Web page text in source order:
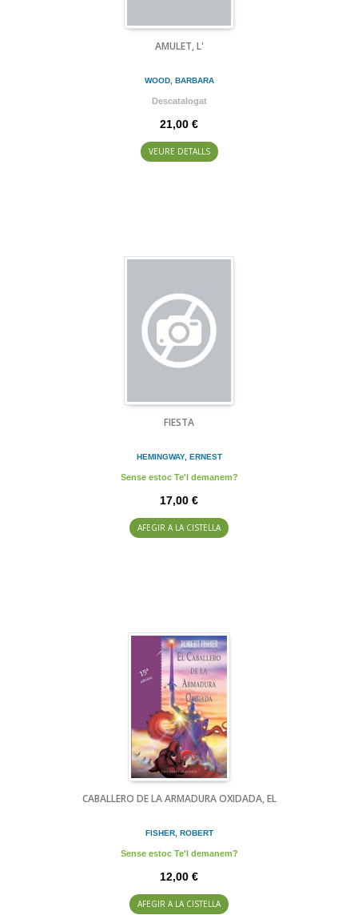
AMULET, L'
WOOD, BARBARA
Descatalogat
21,00 €
VEURE DETALLS
FIESTA
HEMINGWAY, ERNEST
Sense estoc Te'l demanem?
17,00 €
AFEGIR A LA CISTELLA
CABALLERO DE LA ARMADURA OXIDADA, EL
FISHER, ROBERT
Sense estoc Te'l demanem?
12,00 €
AFEGIR A LA CISTELLA